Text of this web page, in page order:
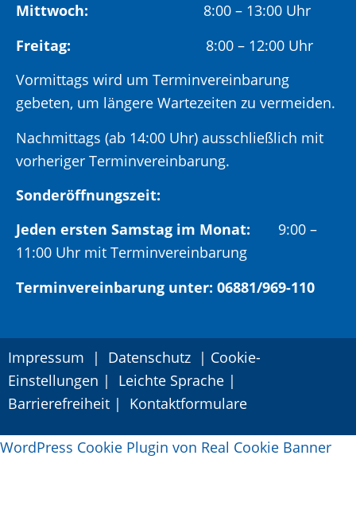
Mittwoch: 8:00 – 13:00 Uhr
Freitag:
8:00 – 12:00 Uhr
Vormittags wird um Terminvereinbarung
gebeten, um längere Wartezeiten zu vermeiden.
Nachmittags (ab 14:00 Uhr) ausschließlich mit
vorheriger Terminvereinbarung.
Sonderöffnungszeit:
Jeden ersten Samstag im Monat: 9:00 –
11:00 Uhr mit Terminvereinbarung
Terminvereinbarung unter: 06881/969-110
Impressum | Datenschutz | Cookie-
Einstellungen | Leichte Sprache |
Barrierefreiheit | Kontaktformulare
WordPress Cookie Plugin von Real Cookie Banner